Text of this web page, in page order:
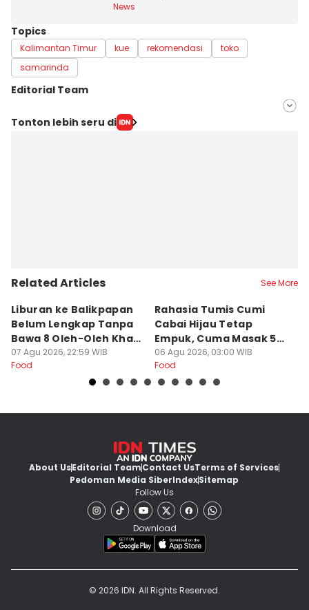
News
Topics
Kalimantan Timur kue rekomendasi
toko
samarinda
Editorial Team
Editor
Tonton lebih seru di
Related Articles See More
Liburan ke Balikpapan
Belum Lengkap Tanpa
Bawa 8 Oleh-Oleh Khas
Ini
07 Agu 2026, 22:59 WIB
Food
Rahasia Tumis Cumi
Cabai Hijau Tetap
Empuk, Cuma Masak 5
Menit!
06 Agu 2026, 03:00 WIB
Food
About UsEditorial TeamContact UsTerms of Services
Pedoman Media SiberIndexSitemap
Follow Us
Download
© 2026 IDN. All Rights Reserved.